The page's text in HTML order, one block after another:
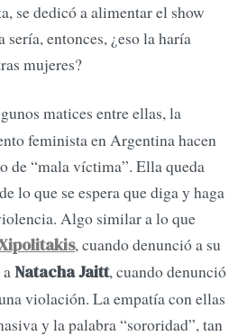
se dedicó a alimentar el show
entonces, ¿eso la haría
mujeres?
matices entre ellas, la
feminista en Argentina hacen
de “mala víctima”. Ella queda
lo que se espera que diga y haga
Algo similar a lo que
, cuando denunció a su
Natacha Jaitt, cuando denunció
violación. La empatía con ellas
y la palabra “sororidad”, tan